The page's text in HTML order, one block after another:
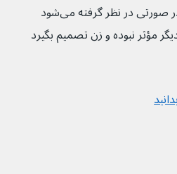
اما این عمل معمولاً تنها در صورتی در نظر گرفته می‌شود
دیگر مؤثر نبوده و زن تصمیم بگیرد